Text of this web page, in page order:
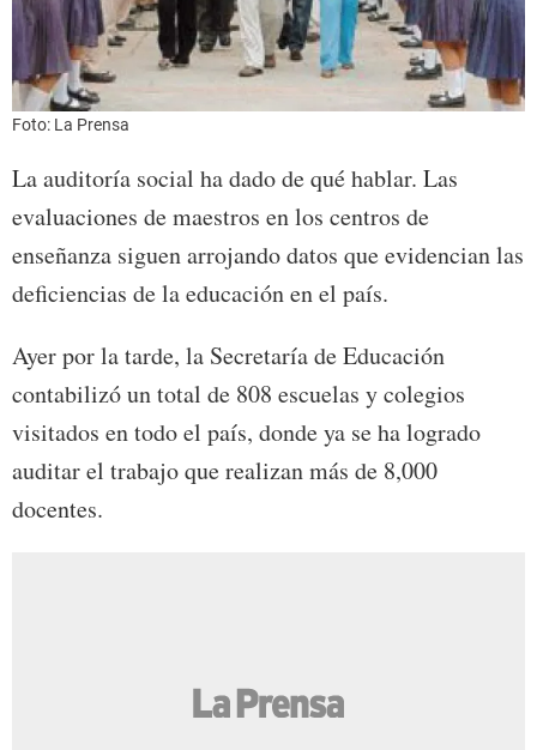
Foto: La Prensa
La auditoría social ha dado de qué hablar. Las
evaluaciones de maestros en los centros de
enseñanza siguen arrojando datos que evidencian las
deficiencias de la educación en el país.
Ayer por la tarde, la Secretaría de Educación
contabilizó un total de 808 escuelas y colegios
visitados en todo el país, donde ya se ha logrado
auditar el trabajo que realizan más de 8,000
docentes.